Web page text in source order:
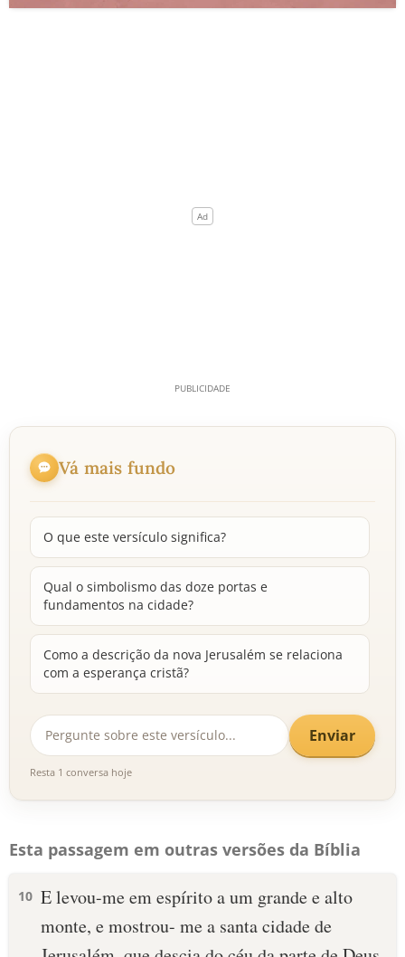
Vá mais fundo
O que este versículo significa?
Qual o simbolismo das doze portas e
fundamentos na cidade?
Como a descrição da nova Jerusalém se relaciona
com a esperança cristã?
Enviar
Resta 1 conversa hoje
Esta passagem em outras versões da Bíblia
10 E levou-me em espírito a um grande e alto
monte, e mostrou- me a santa cidade de